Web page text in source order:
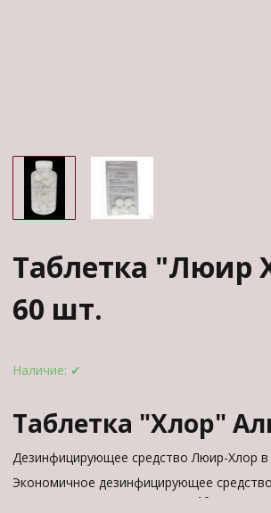
Таблетка "Люир
60 шт.
Наличие: ✔
Таблетка "Хлор"
Дезинфицирующее средство Люир-Хлор в
Экономичное дезинфицирующее
рассчитана на растворение в 10 литрах